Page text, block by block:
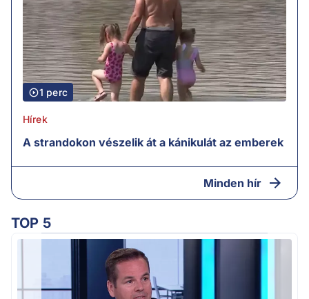
1 perc
Hírek
A strandokon vészelik át a kánikulát az emberek
Minden hír
TOP 5